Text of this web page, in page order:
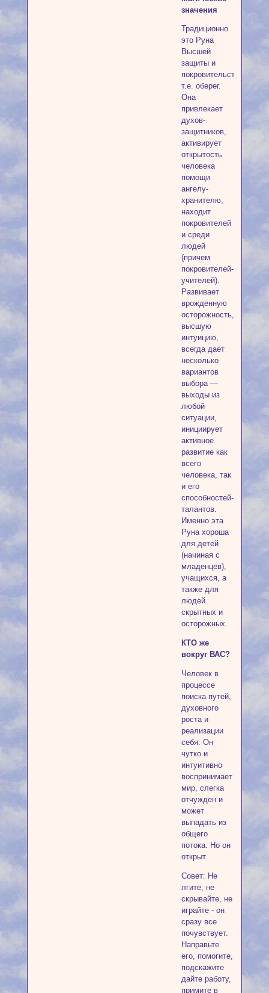
значения
Традиционно
это Руна
Высшей
защиты и
покровительства,
т.е. оберег.
Она
привлекает
духов-
защитников,
активирует
открытость
человека
помощи
ангелу-
хранителю,
находит
покровителей
и среди
людей
(причем
покровителей-
учителей).
Развивает
врожденную
осторожность,
высшую
интуицию,
всегда дает
несколько
вариантов
выбора —
выходы из
любой
ситуации,
инициирует
активное
развитие как
всего
человека, так
и его
способностей-
талантов.
Именно эта
Руна хороша
для детей
(начиная с
младенцев),
учащихся, а
также для
людей
скрытных и
осторожных.
КТО же
вокруг ВАС?
Человек в
процессе
поиска путей,
духовного
роста и
реализации
себя. Он
чутко и
интуитивно
воспринимает
мир, слегка
отчужден и
может
выпадать из
общего
потока. Но он
открыт.
Совет: Не
лгите, не
скрывайте, не
играйте - он
сразу все
почувствует.
Направьте
его, помогите,
подскажите
дайте работу,
примите в